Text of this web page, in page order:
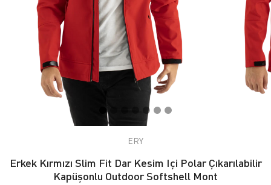
ERY
Erkek Kırmızı Slim Fit Dar Kesim Içi Polar Çıkarılabilir
Kapüşonlu Outdoor Softshell Mont